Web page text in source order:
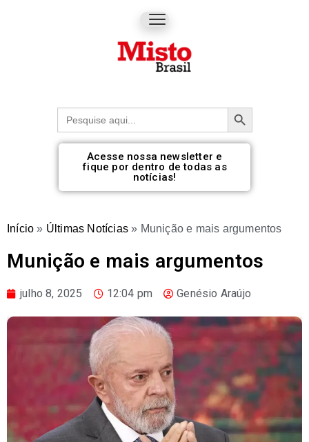
Procurar: Botão de pesquisa
Acesse nossa newsletter e
fique por dentro de todas as
notícias!
Início » Últimas Notícias » Munição e mais argumentos
Munição e mais argumentos
julho 8, 2025 12:04 pm Genésio Araújo